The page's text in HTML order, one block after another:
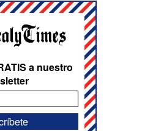
a nuestro